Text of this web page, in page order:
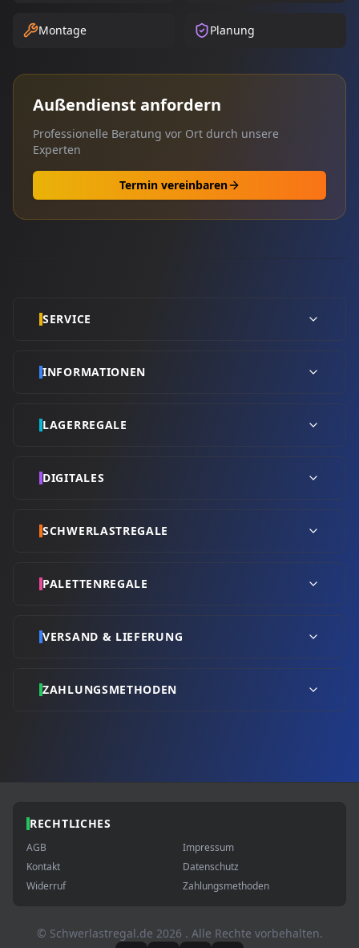
Montage Planung
Außendienst anfordern
Professionelle Beratung vor Ort durch unsere
Experten
Termin vereinbaren
SERVICE
INFORMATIONEN
LAGERREGALE
DIGITALES
SCHWERLASTREGALE
PALETTENREGALE
VERSAND & LIEFERUNG
ZAHLUNGSMETHODEN
RECHTLICHES
AGB
Impressum
Kontakt
Datenschutz
Widerruf
Zahlungsmethoden
© Schwerlastregal.de 2026 . Alle Rechte vorbehalten.